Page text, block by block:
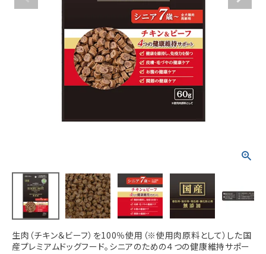
ACCOUNT MENU
person 新規会員登録
生肉（チキン＆ビーフ）を100％使用（※使用肉原料として）した国
産プレミアムドッグフード。シニアのための４つの健康維持サポー